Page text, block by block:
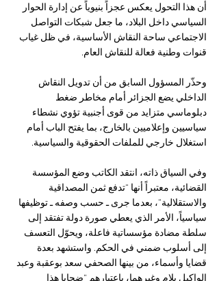
أن هذا التحول يعكس عجزاً بنيوياً عن إدارة الحوار
السياسي داخل البلاد، ما جعل شبكات التواصل
الاجتماعي ساحة النقاش الأساسية، في ظل غياب
قنوات وطنية فعالة للنقاش العام.
وحذّر المسؤول السابق من أن تدويل النقاش
الداخلي يضع الجزائر أمام مخاطر ضغط
دبلوماسي متزايد من قوى أجنبية تؤوي نشطاء
سياسيين وإعلاميين بالخارج، بما يفتح الباب أمام
استغلال خارجي للملفات الحقوقية والسياسية.
وفي السياق ذاته، انتقد الكاتب وضع المؤسسة
القضائية، معتبراً أنها “تدفع ثمن المصداقية
والاستقلالية”، بعدما جرى ـ حسب وصفه ـ توظيفها
سياسياً، الأمر الذي يعطي صورة دولة تفتقد إلى
سلطة مضادة مؤسساتية فاعلة، ويحوّل التعسف
إلى أسلوب ضمني في الحكم. واستشهد بعدة
قضايا وأسماء، من بينها الصحفي سعد بوعقبة وعبد